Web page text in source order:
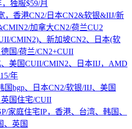
独服$59/月
，香港CN2/日本CN2&软银&IIJ/新
加拿大CN2/荷兰CU2
CMIN2)、新加坡CN2、日本(软
国/荷兰/CN2+CUII
、美国CUII/CMIN2、日本IIJ，AMD
年
国bgp、日本CN2/软银/IIJ、美国
国住宅/CUII
家庭住宅IP，香港、台湾、韩国、
、英国